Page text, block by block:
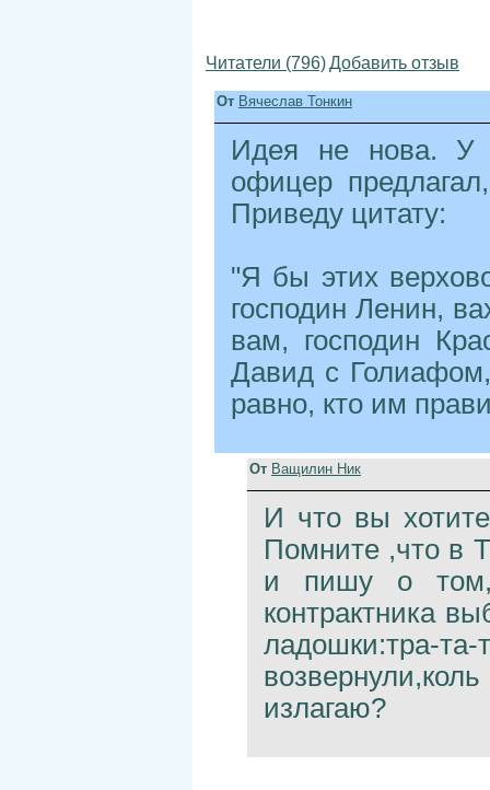
Читатели (796)Добавить отзыв
От Вячеслав Тонкин
Идея не нова. У
офицер
Приведу цитату:
"Я бы этих
господин Ленин,
вам, господин
Давид с
равно, кто им
От Ващилин Ник
И что вы
Помните ,что в
и пишу о
контрактника
ладошки:тра-
излагаю?